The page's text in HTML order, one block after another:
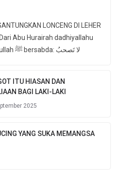
LONCENG DI LEHER
Abu Hurairah dadhiyallahu
anhu, sesungguhnya Rasulullah ﷺ bersabda: لا تَصحبُ
ITU HIASAN DAN
BAGI LAKI-LAKI
2025
YANG SUKA MEMANGSA